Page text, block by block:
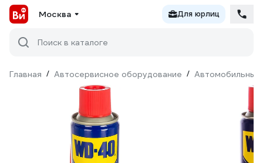
Москва Для юрлиц
Поиск в каталоге
Главная / Автосервисное оборудование / Автомобильные